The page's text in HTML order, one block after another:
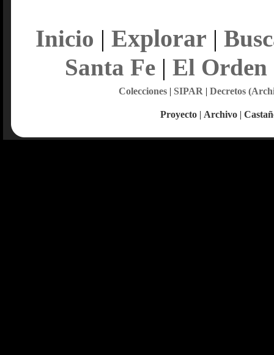
Inicio | Explorar |
Santa Fe| El Orden
Colecciones| SIPAR | Decretos
Proyecto | Archivo |